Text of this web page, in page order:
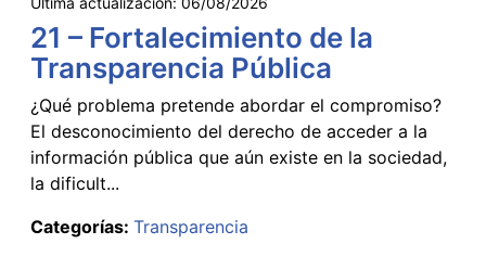
21 – Fortalecimiento de la
Transparencia Pública
¿Qué problema pretende abordar el compromiso?
El desconocimiento del derecho de acceder a la
información pública que aún existe en la sociedad,
la dificult...
Categorías: Transparencia